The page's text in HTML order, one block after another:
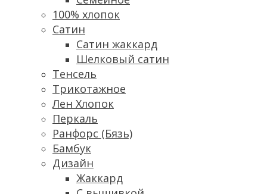
100% хлопок
Сатин
Cатин жаккард
Шелковый сатин
Тенсель
Трикотажное
Лен Хлопок
Перкаль
Ранфорс (Бязь)
Бамбук
Дизайн
Жаккард